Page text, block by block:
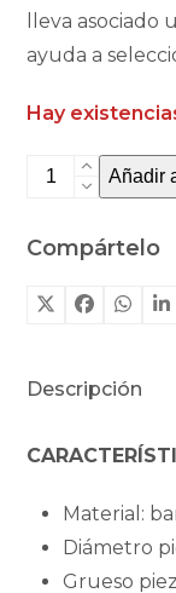
lleva
ayuda a
Hay
Circles
animales
marinos
Nowordbooks
Añadir
Compártelo
Descripción
Material:
Diámetro
Grueso